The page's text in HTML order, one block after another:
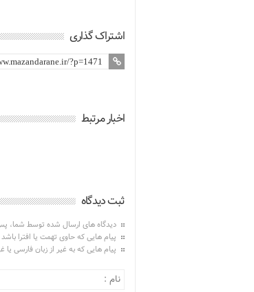
اشتراک گذاری
اخبار مرتبط
ثبت دیدگاه
دیدگاه های ارسال شده توسط شما،
پیام هایی که حاوی تهمت یا افترا
پیام هایی که به غیر از زبان فارسی